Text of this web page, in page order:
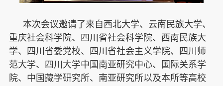
本次会议邀请了来自西北大学、云南民族大学、
重庆社会科学院、四川省社会科学院、西南民族大
学、四川省委党校、四川省社会主义学院、四川师
范大学、四川大学中国南亚研究中心、国际关系学
院、中国藏学研究所、南亚研究所以及本所等高校